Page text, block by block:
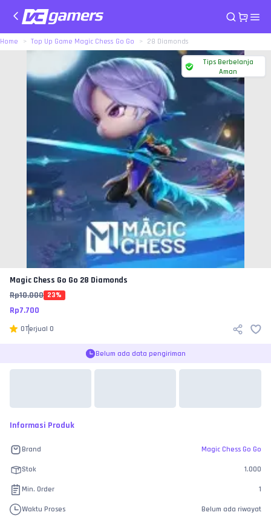
Home Top Up Game Magic Chess Go Go 28 Diamonds
Tips Berbelanja
Aman
Magic Chess Go Go 28 Diamonds
Rp10.000 23%
Rp7.700
0Terjual 0
Belum ada data pengiriman
Informasi Produk
Brand Magic Chess Go Go
Stok 1.000
Min. Order 1
Waktu Proses Belum ada riwayat